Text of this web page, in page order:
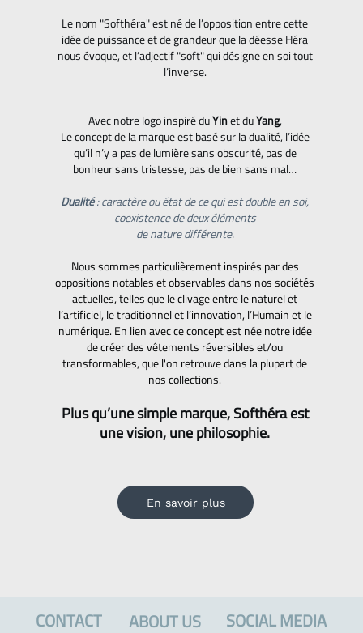
CONTACT SOCIAL MEDIA
ABOUT US
Le nom "Softhéra" est né de l’opposition entre cette
idée de puissance et de grandeur que la déesse Héra
nous évoque, et l’adjectif "soft" qui désigne en soi tout
l’inverse.
Avec notre logo inspiré duYinet duYang,
Le concept de la marque est basé sur la dualité, l’idée
qu’il n’y a pas de lumière sans obscurité, pas de
bonheur sans tristesse, pas de bien sans mal…
Dualité: caractère ou état de ce qui est double en soi,
coexistence de deux éléments
de nature différente.
Nous sommes particulièrement inspirés par des
oppositions notables et observables dans nos sociétés
actuelles, telles que le clivage entre le naturel et
l’artificiel, le traditionnel et l’innovation, l’Humain et le
numérique. En lien avec ce concept est née notre idée
de créer des vêtements réversibles et/ou
transformables, que l'on retrouve dans la plupart de
nos collections.
Plus qu’une simple marque, Softhéra est
une vision, une philosophie.
En savoir plus